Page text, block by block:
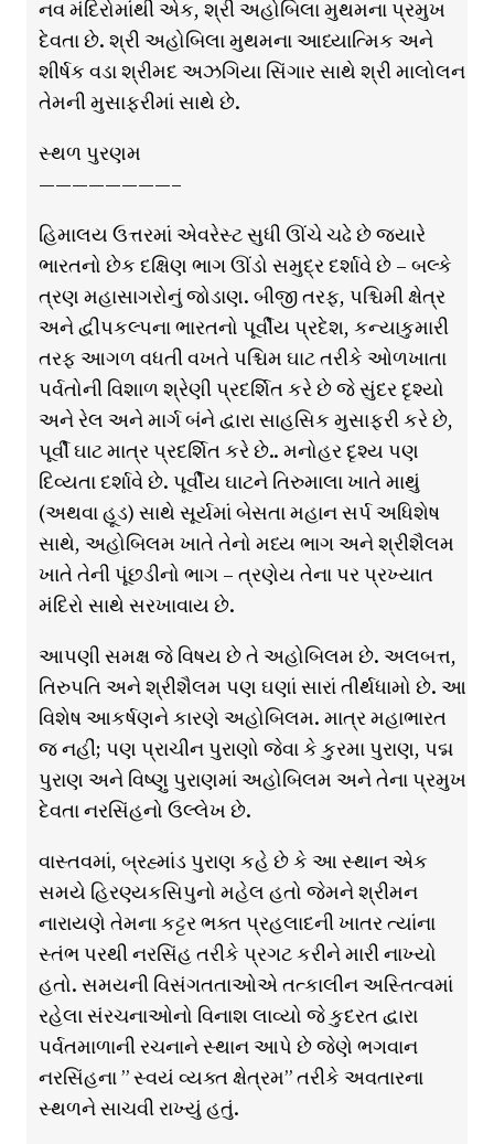
નવ મંદિરોમાંથી એક, શ્રી અહોબિલા મુથમના પ્રમુખ
દેવતા છે. શ્રી અહોબિલા મુથમના આધ્યાત્મિક અને
શીર્ષક વડા શ્રીમદ અઝગિયા સિંગાર સાથે શ્રી માલોલન
તેમની મુસાફરીમાં સાથે છે.
સ્થળ પુરણમ
————————–
હિમાલય ઉત્તરમાં એવરેસ્ટ સુધી ઊંચે ચઢે છે જ્યારે
ભારતનો છેક દક્ષિણ ભાગ ઊંડો સમુદ્ર દર્શાવે છે – બલ્કે
ત્રણ મહાસાગરોનું જોડાણ. બીજી તરફ, પશ્ચિમી ક્ષેત્ર
અને દ્વીપકલ્પના ભારતનો પૂર્વીય પ્રદેશ, કન્યાકુમારી
તરફ આગળ વધતી વખતે પશ્ચિમ ઘાટ તરીકે ઓળખાતા
પર્વતોની વિશાળ શ્રેણી પ્રદર્શિત કરે છે જે સુંદર દૃશ્યો
અને રેલ અને માર્ગ બંને દ્વારા સાહસિક મુસાફરી કરે છે,
પૂર્વી ઘાટ માત્ર પ્રદર્શિત કરે છે.. મનોહર દૃશ્ય પણ
દિવ્યતા દર્શાવે છે. પૂર્વીય ઘાટને તિરુમાલા ખાતે માથું
(અથવા હૂડ) સાથે સૂર્યમાં બેસતા મહાન સર્પ અધિશેષ
સાથે, અહોબિલમ ખાતે તેનો મધ્ય ભાગ અને શ્રીશૈલમ
ખાતે તેની પૂંછડીનો ભાગ – ત્રણેય તેના પર પ્રખ્યાત
મંદિરો સાથે સરખાવાય છે.
આપણી સમક્ષ જે વિષય છે તે અહોબિલમ છે. અલબત્ત,
તિરુપતિ અને શ્રીશૈલમ પણ ઘણાં સારાં તીર્થધામો છે. આ
વિશેષ આકર્ષણને કારણે અહોબિલમ. માત્ર મહાભારત
જ નહીં; પણ પ્રાચીન પુરાણો જેવા કે કુરમા પુરાણ, પદ્મ
પુરાણ અને વિષ્ણુ પુરાણમાં અહોબિલમ અને તેના પ્રમુખ
દેવતા નરસિંહનો ઉલ્લેખ છે.
વાસ્તવમાં, બ્રહ્માંડ પુરાણ કહે છે કે આ સ્થાન એક
સમયે હિરણ્યકસિપુનો મહેલ હતો જેમને શ્રીમન
નારાયણે તેમના કટ્ટર ભક્ત પ્રહલાદની ખાતર ત્યાંના
સ્તંભ પરથી નરસિંહ તરીકે પ્રગટ કરીને મારી નાખ્યો
હતો. સમયની વિસંગતતાઓએ તત્કાલીન અસ્તિત્વમાં
રહેલા સંરચનાઓનો વિનાશ લાવ્યો જે કુદરત દ્વારા
પર્વતમાળાની રચનાને સ્થાન આપે છે જેણે ભગવાન
નરસિંહના ” સ્વયં વ્યક્ત ક્ષેત્રમ” તરીકે અવતારના
સ્થળને સાચવી રાખ્યું હતું.